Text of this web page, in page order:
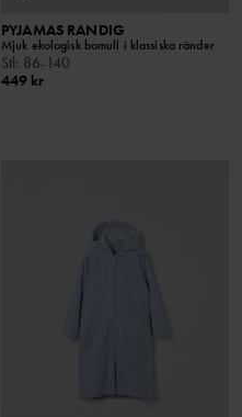
PYJAMAS RANDIG
Mjuk ekologisk bomull i klassiska ränder
Stl: 86-140
449 kr